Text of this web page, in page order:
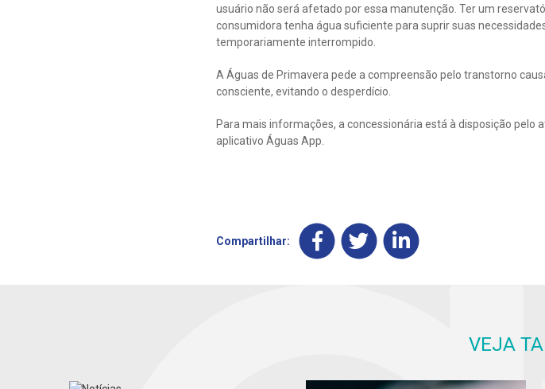
usuário não será afetado por essa manutenção. Ter um
consumidora tenha água suficiente para suprir suas
temporariamente interrompido.
A Águas de Primavera pede a compreensão pelo transtorno
consciente, evitando o desperdício.
Para mais informações, a concessionária está à disposição pelo
aplicativo Águas App.
Compartilhar:
VEJA